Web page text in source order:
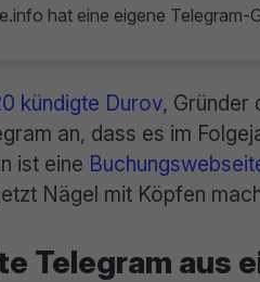
hat eine eigene Telegram-
kündigte Durov, Gründer
an, dass es im
ist eine
Nägel mit Köpfen
Telegram aus